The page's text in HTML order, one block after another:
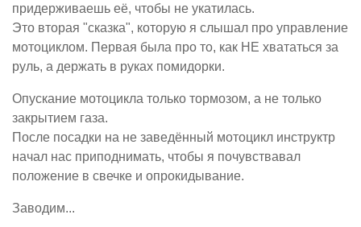
придерживаешь её, чтобы не укатилась.
Это вторая "сказка", которую я слышал про управление
мотоциклом. Первая была про то, как НЕ хвататься за
руль, а держать в руках помидорки.
Опускание мотоцикла только тормозом, а не только
закрытием газа.
После посадки на не заведённый мотоцикл инструктр
начал нас приподнимать, чтобы я почувствавал
положение в свечке и опрокидывание.
Заводим...